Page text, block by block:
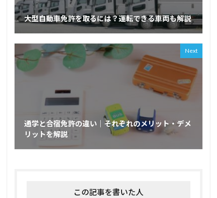
大型自動車免許を取るには？運転できる車両も解説
Next
通学と合宿免許の違い｜それぞれのメリット・デメ
リットを解説
この記事を書いた人